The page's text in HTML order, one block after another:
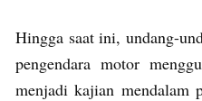
Hingga saat ini, undang-
pengendara motor
menjadi kajian mendalam